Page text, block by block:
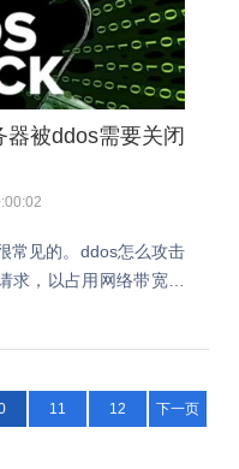
被ddos需要关闭
常见的。ddos怎么攻击
求，以占用网络带宽为
11 12 下一页